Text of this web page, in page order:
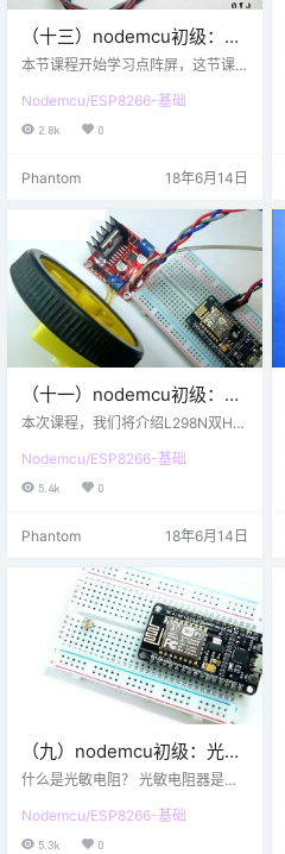
（十三）nodemcu初级：
LED点阵（8×8）屏幕
本节课程开始学习点阵屏，这节课
料准备 以上是需要准备的所有材料
硬件材料 LED 点阵 ( 8 × 8 ) nodem
cu 若干导线 USB导线 软件环境 * A
境 ) 步骤 2 ：硬件介绍 8×8点阵屏
8根线控制64个led灯…
Nodemcu/ESP8266-基础
2.8k 0
Phantom 18年6月14日
（十一）nodemcu初级：
L298驱动模块控制电机
本次课程，我们将介绍L298N双H桥
连接使用。 步骤1：材料准备 硬件
要求 L298N双H桥电机驱动模块 No
deMCU开发板 杜邦线 直流电源（7
no IDE 步骤2：硬件描述 先来了解L
机控制器可以驱动电流在任一极
性，并控制电路的Pulse Width Mod
ulation（P…
Nodemcu/ESP8266-基础
5.4k 0
Phantom 18年6月14日
（九）nodemcu初级：光敏
电阻的使用
什么是光敏电阻？ 光敏电阻器是一
射的函数。因此，它们是光敏设
备。它们也称为光导体，光电导电
Nodemcu/ESP8266-基础
5.3k 0